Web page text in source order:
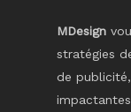
MDesign
stratégies
de
impactantes